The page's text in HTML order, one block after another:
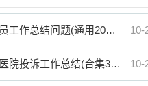
工作总结问题(通用20… 10-
院投诉工作总结(合集3… 10-